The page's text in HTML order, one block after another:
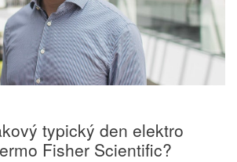
typický den elektro
Fisher Scientific?